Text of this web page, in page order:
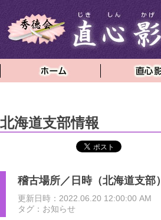
北海道支部情報
稽古場所／日時（北海道支部）
更新日時：2022.06.20 12:00:00 AM
タグ：お知らせ